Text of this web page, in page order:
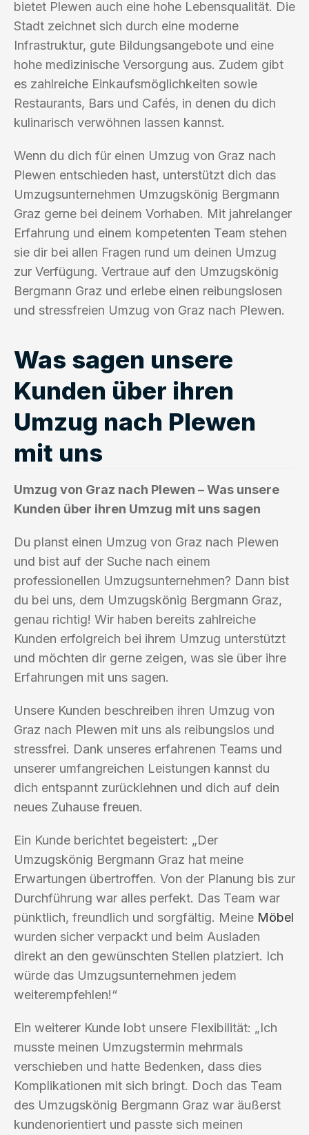
bietet Plewen auch eine hohe Lebensqualität. Die
Stadt zeichnet sich durch eine moderne
Infrastruktur, gute Bildungsangebote und eine
hohe medizinische Versorgung aus. Zudem gibt
es zahlreiche Einkaufsmöglichkeiten sowie
Restaurants, Bars und Cafés, in denen du dich
kulinarisch verwöhnen lassen kannst.
Wenn du dich für einen Umzug von Graz nach
Plewen entschieden hast, unterstützt dich das
Umzugsunternehmen Umzugskönig Bergmann
Graz gerne bei deinem Vorhaben. Mit jahrelanger
Erfahrung und einem kompetenten Team stehen
sie dir bei allen Fragen rund um deinen Umzug
zur Verfügung. Vertraue auf den Umzugskönig
Bergmann Graz und erlebe einen reibungslosen
und stressfreien Umzug von Graz nach Plewen.
Was sagen unsere
Kunden über ihren
Umzug nach Plewen
mit uns
Umzug von Graz nach Plewen – Was unsere
Kunden über ihren Umzug mit uns sagen
Du planst einen Umzug von Graz nach Plewen
und bist auf der Suche nach einem
professionellen Umzugsunternehmen? Dann bist
du bei uns, dem Umzugskönig Bergmann Graz,
genau richtig! Wir haben bereits zahlreiche
Kunden erfolgreich bei ihrem Umzug unterstützt
und möchten dir gerne zeigen, was sie über ihre
Erfahrungen mit uns sagen.
Unsere Kunden beschreiben ihren Umzug von
Graz nach Plewen mit uns als reibungslos und
stressfrei. Dank unseres erfahrenen Teams und
unserer umfangreichen Leistungen kannst du
dich entspannt zurücklehnen und dich auf dein
neues Zuhause freuen.
Ein Kunde berichtet begeistert: „Der
Umzugskönig Bergmann Graz hat meine
Erwartungen übertroffen. Von der Planung bis zur
Durchführung war alles perfekt. Das Team war
pünktlich, freundlich und sorgfältig. Meine Möbel
wurden sicher verpackt und beim Ausladen
direkt an den gewünschten Stellen platziert. Ich
würde das Umzugsunternehmen jedem
weiterempfehlen!“
Ein weiterer Kunde lobt unsere Flexibilität: „Ich
musste meinen Umzugstermin mehrmals
verschieben und hatte Bedenken, dass dies
Komplikationen mit sich bringt. Doch das Team
des Umzugskönig Bergmann Graz war äußerst
kundenorientiert und passte sich meinen